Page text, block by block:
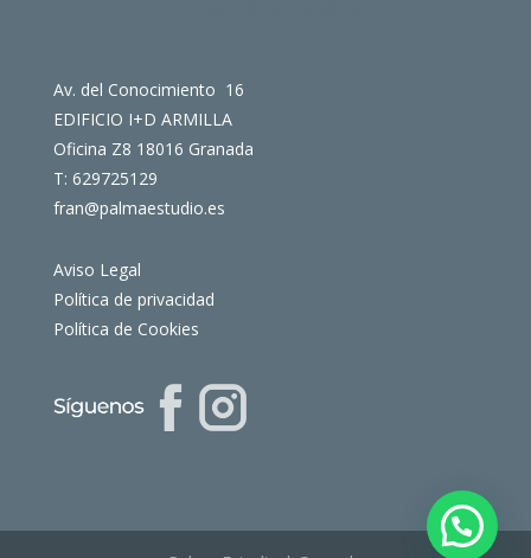
Av. del Conocimiento 16
EDIFICIO I+D ARMILLA
Oficina Z8 18016 Granada
T: 629725129
fran@palmaestudio.es
Aviso Legal
Política de privacidad
Política de Cookies